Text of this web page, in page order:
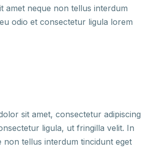
amet neque non tellus interdum
odio et consectetur ligula lorem
sit amet, consectetur adipiscing
ligula, ut fringilla velit. In
non tellus interdum tincidunt eget